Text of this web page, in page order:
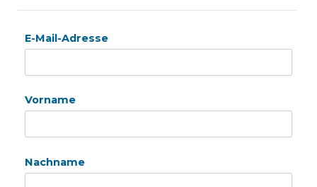
E-Mail-Adresse
Vorname
Nachname